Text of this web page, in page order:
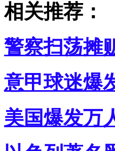
相关推荐：
警察扫荡摊
意甲球迷爆
美国爆发万